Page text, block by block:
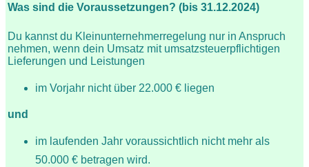
Was sind die Voraussetzungen? (bis 31.12.2024)
Du kannst du Kleinunternehmerregelung nur in Anspruch
nehmen, wenn dein Umsatz mit umsatzsteuerpflichtigen
Lieferungen und Leistungen
im Vorjahr nicht über 22.000 € liegen
und
im laufenden Jahr voraussichtlich nicht mehr als
50.000 € betragen wird.